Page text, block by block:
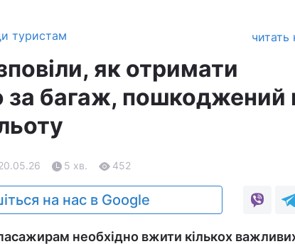
туристам читать
як отримати
за багаж, пошкоджений
5 хв. 452
на нас в Google
необхідно вжити кількох